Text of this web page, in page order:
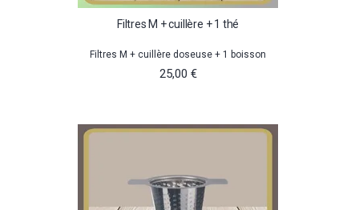
Filtres M + cuillère + 1 thé
Filtres M + cuillère doseuse + 1 boisson
25,00 €